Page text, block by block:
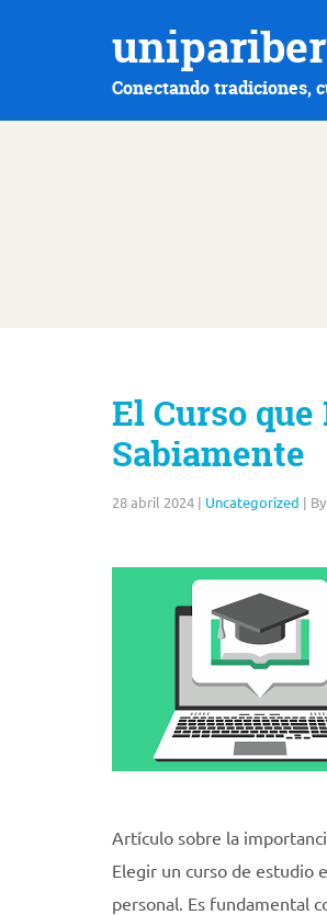
Conectando tradiciones,
El Curso
Sabiamente
28 abril 2024 | Uncategorized |
Artículo sobre la
Elegir un curso de estudio
personal. Es fundamental